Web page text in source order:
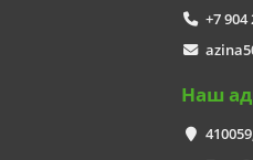
+7 904
Наш